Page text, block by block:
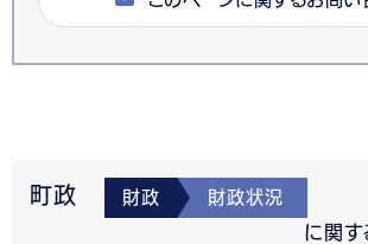
町政 財政 財政状況
に関す